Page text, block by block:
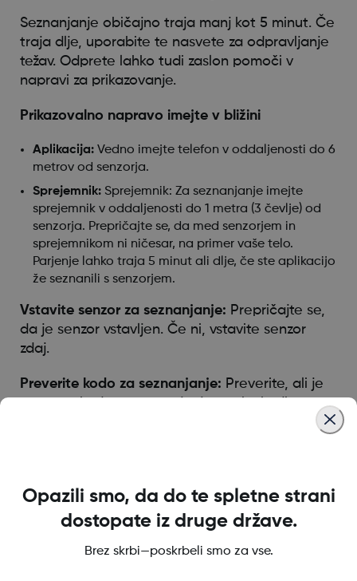
Seznanjanje običajno traja manj kot 5 minut. Če
traja dlje, uporabite te nasvete za odpravljanje
težav. Odprete lahko tudi zaslon pomoči v
napravi za prikazovanje.
Prikazovalno napravo imejte v bližini
Aplikacija: Vedno imejte telefon v oddaljenosti do 6
metrov od senzorja.
Sprejemnik:Sprejemnik: Za seznanjanje imejte
sprejemnik v oddaljenosti do 1 metra (3 čevlje) od
senzorja. Prepričajte se, da med senzorjem in
sprejemnikom ni ničesar, na primer vaše telo.
Parjenje lahko traja 5 minut ali dlje, če ste aplikacijo
že seznanili s senzorjem.
Vstavite senzor za seznanjanje: Prepričajte se,
da je senzor vstavljen. Če ni, vstavite senzor
zdaj.
Preverite kodo za seznanjanje: Preverite, ali je
seznanjanje na aplikatorju. Če ni, uredite kodo
Da bi zmanjšali morebitne motnje, se do
zaključka seznanjanja z drugimi senzorji
oddaljite za več kot 6 metrov. Za seznanjanje
boste morda morali iti na drugo območje, da
Opazili smo, da do te spletne strani
dostopate iz druge države.
Brez skrbi—poskrbeli smo za vse.